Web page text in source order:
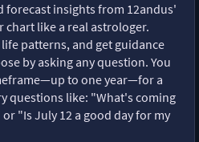
forecast insights from 12andus'
like a real astrologer.
patterns, and get guidance
by asking any question. You
to one year—for a
questions like: "What's coming
"Is July 12 a good day for my